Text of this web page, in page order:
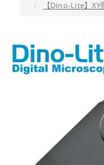
【Dino-Lite】